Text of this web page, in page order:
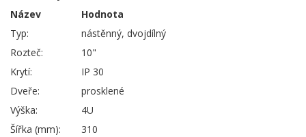
Název
Hodnota
Typ:
nástěnný, dvojdílný
Rozteč:
10"
Krytí:
IP 30
Dveře:
prosklené
Výška:
4U
Šířka (mm):
310